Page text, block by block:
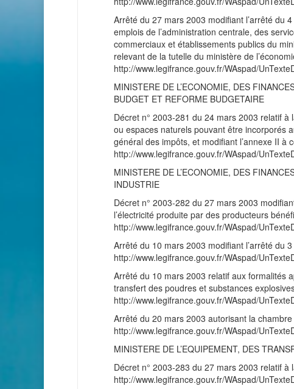
Arrêté du 27 mars 2003 modifiant l’arrêté du
emplois de l’administration centrale, des
commerciaux et établissements publics du
relevant de la tutelle du ministère de
http://www.legifrance.gouv.fr/WAspad/
MINISTERE DE L’ECONOMIE, DES
BUDGET ET REFORME BUDGETAIRE
Décret n° 2003-281 du 24 mars 2003 relatif
ou espaces naturels pouvant être incorporés
général des impôts, et modifiant l’annexe II à
http://www.legifrance.gouv.fr/WAspad/
MINISTERE DE L’ECONOMIE, DES
INDUSTRIE
Décret n° 2003-282 du 27 mars 2003
l’électricité produite par des producteurs
http://www.legifrance.gouv.fr/WAspad/
Arrêté du 10 mars 2003 modifiant l’arrêté du
http://www.legifrance.gouv.fr/WAspad/
Arrêté du 10 mars 2003 relatif aux formalités
transfert des poudres et substances
http://www.legifrance.gouv.fr/WAspad/
Arrêté du 20 mars 2003 autorisant la
http://www.legifrance.gouv.fr/WAspad/
MINISTERE DE L’EQUIPEMENT, DES
Décret n° 2003-283 du 27 mars 2003 relatif
http://www.legifrance.gouv.fr/WAspad/